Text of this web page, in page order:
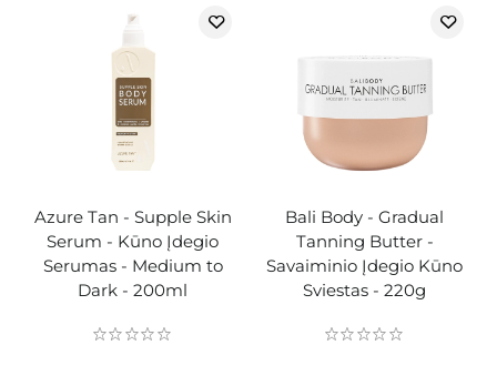
Azure Tan - Supple Skin
Serum - Kūno Įdegio
Serumas - Medium to
Dark - 200ml
Bali Body - Gradual
Tanning Butter -
Savaiminio Įdegio Kūno
Sviestas - 220g